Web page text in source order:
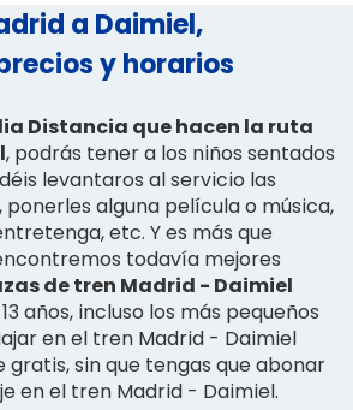
a Daimiel,
y horarios
Distancia que hacen la ruta
, podrás tener a los niños sentados
levantaros al servicio las
alguna película o música,
etc. Y es más que
todavía mejores
de tren Madrid - Daimiel
años, incluso los más pequeños
en el tren Madrid - Daimiel
sin que tengas que abonar
en el tren Madrid - Daimiel.